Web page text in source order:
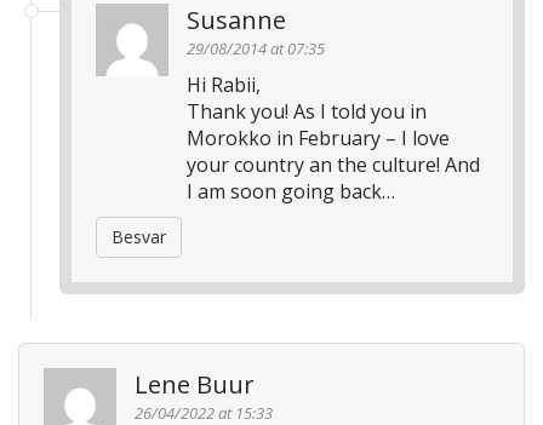
Susanne
29/08/2014 at 07:35
Hi Rabii,
Thank you! As I told you in
Morokko in February – I love
your country an the culture! And
I am soon going back…
Besvar
Lene Buur
26/04/2022 at 15:33